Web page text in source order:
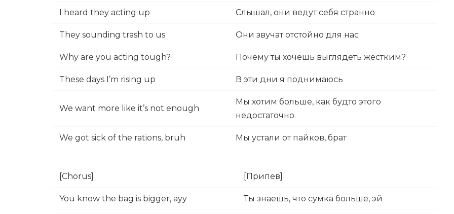
I heard they acting up Слышал, они ведут себя странно
They sounding trash to us Они звучат отстойно для нас
Why are you acting tough? Почему ты хочешь выглядеть жестким?
These days I’m rising up В эти дни я поднимаюсь
We want more like it’s not enough
Мы хотим больше, как будто этого
недостаточно
We got sick of the rations, bruh Мы устали от пайков, брат
[Chorus] [Припев]
You know the bag is bigger, ayy Ты знаешь, что сумка больше, эй